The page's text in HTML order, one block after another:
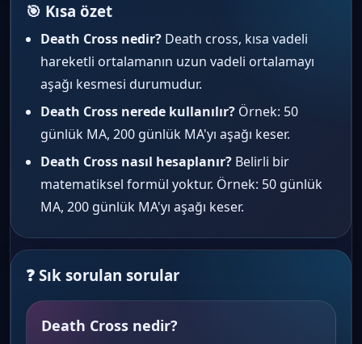
🎯 Kısa özet
Death Cross nedir? Death cross, kısa vadeli
hareketli ortalamanın uzun vadeli ortalamayı
aşağı kesmesi durumudur.
Death Cross nerede kullanılır? Örnek: 50
günlük MA, 200 günlük MA'yı aşağı keser.
Death Cross nasıl hesaplanır? Belirli bir
matematiksel formül yoktur. Örnek: 50 günlük
MA, 200 günlük MA'yı aşağı keser.
❓ Sık sorulan sorular
Death Cross nedir?